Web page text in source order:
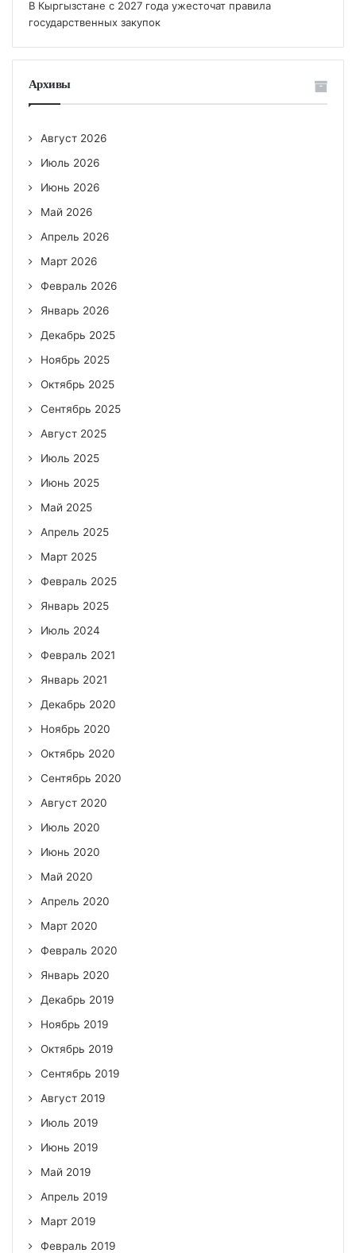
В Кыргызстане с 2027 года ужесточат правила
государственных закупок
Архивы
Август 2026
Июль 2026
Июнь 2026
Май 2026
Апрель 2026
Март 2026
Февраль 2026
Январь 2026
Декабрь 2025
Ноябрь 2025
Октябрь 2025
Сентябрь 2025
Август 2025
Июль 2025
Июнь 2025
Май 2025
Апрель 2025
Март 2025
Февраль 2025
Январь 2025
Июль 2024
Февраль 2021
Январь 2021
Декабрь 2020
Ноябрь 2020
Октябрь 2020
Сентябрь 2020
Август 2020
Июль 2020
Июнь 2020
Май 2020
Апрель 2020
Март 2020
Февраль 2020
Январь 2020
Декабрь 2019
Ноябрь 2019
Октябрь 2019
Сентябрь 2019
Август 2019
Июль 2019
Июнь 2019
Май 2019
Апрель 2019
Март 2019
Февраль 2019